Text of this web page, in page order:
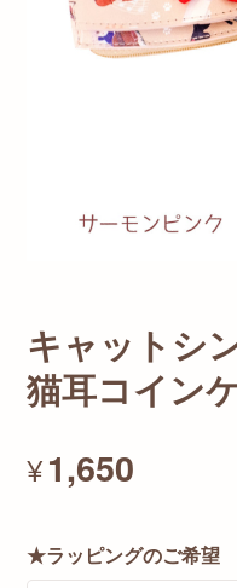
キャットシ
猫耳コイン
¥1,650
★ラッピングのご希望